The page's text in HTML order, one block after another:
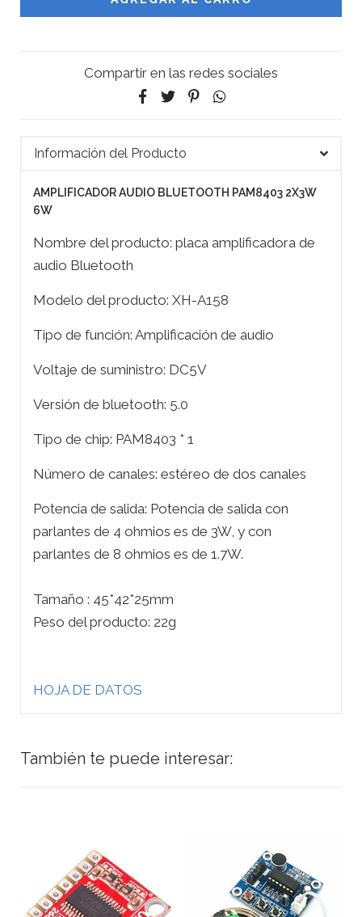
Compartir en las redes sociales
Información del Producto
AMPLIFICADOR AUDIO BLUETOOTH PAM8403 2X3W
6W
Nombre del producto: placa amplificadora de
audio Bluetooth
Modelo del producto: XH-A158
Tipo de función: Amplificación de audio
Voltaje de suministro: DC5V
Versión de bluetooth: 5.0
Tipo de chip: PAM8403 * 1
Número de canales: estéreo de dos canales
Potencia de salida: Potencia de salida con
parlantes de 4 ohmios es de 3W, y con
parlantes de 8 ohmios es de 1.7W.
Tamaño : 45*42*25mm
Peso del producto: 22g
HOJA DE DATOS
También te puede interesar: